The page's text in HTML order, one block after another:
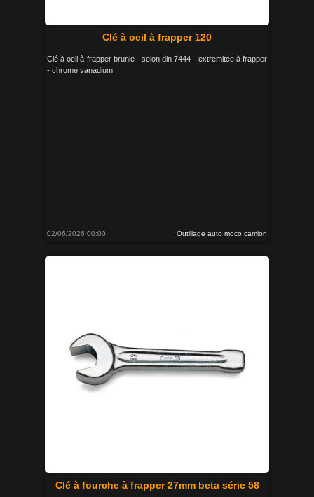
Clé à oeil à frapper 120
Clé à oeil à frapper brunie - selon din 7444 - extremitee à frapper
- chrome vanadium
02/06/2026 00:00 Outillage auto moco camion
Clé à fourche à frapper 27mm beta série 58